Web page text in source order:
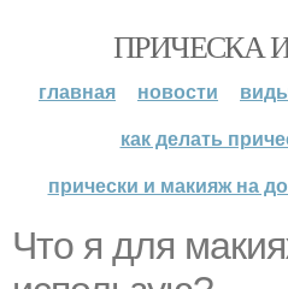
ПРИЧЕСКА
главная новости
как делать
прически и макияж на
Что я для